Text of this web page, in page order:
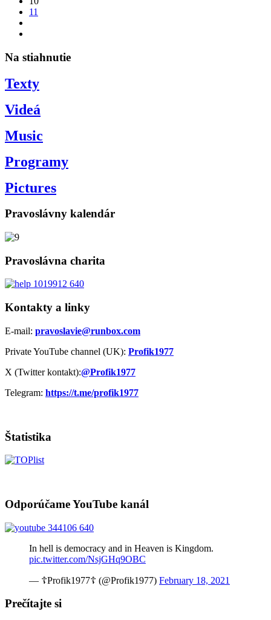
11
Na stiahnutie
Texty
Videá
Music
Programy
Pictures
Pravoslávny kalendár
Pravoslávna charita
Kontakty a linky
E-mail: pravoslavie@runbox.com
Private YouTube channel (UK): Profik1977
X (Twitter kontakt):@Profik1977
Telegram: https://t.me/profik1977
Štatistika
Odporúčame YouTube kanál
In hell is democracy and in Heaven is Kingdom.
pic.twitter.com/NsjGHq9OBC
— ☦Profik1977☦ (@Profik1977) February 18, 2021
Prečítajte si